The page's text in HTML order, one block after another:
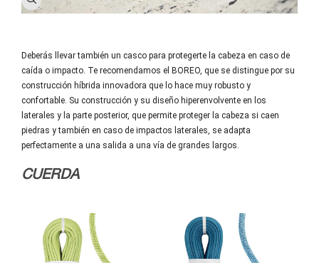
Deberás llevar también un casco para protegerte la cabeza en caso de
caída o impacto. Te recomendamos el BOREO, que se distingue por su
construcción híbrida innovadora que lo hace muy robusto y
confortable. Su construcción y su diseño hiperenvolvente en los
laterales y la parte posterior, que permite proteger la cabeza si caen
piedras y también en caso de impactos laterales, se adapta
perfectamente a una salida a una vía de grandes largos.
CUERDA